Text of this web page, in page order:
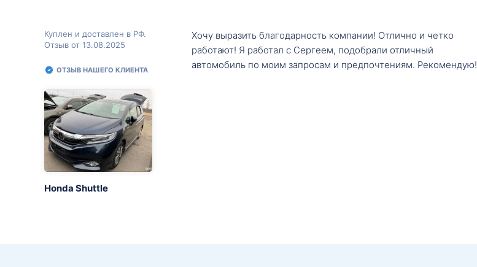
Куплен и доставлен в РФ.
Отзыв от 13.08.2025
ОТЗЫВ НАШЕГО КЛИЕНТА
Honda Shuttle
Хочу выразить благодарность компании! Отлично и четко
работают! Я работал с Сергеем, подобрали отличный
автомобиль по моим запросам и предпочтениям. Рекомендую!